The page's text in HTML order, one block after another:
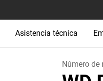
Asistencia técnica
Número de